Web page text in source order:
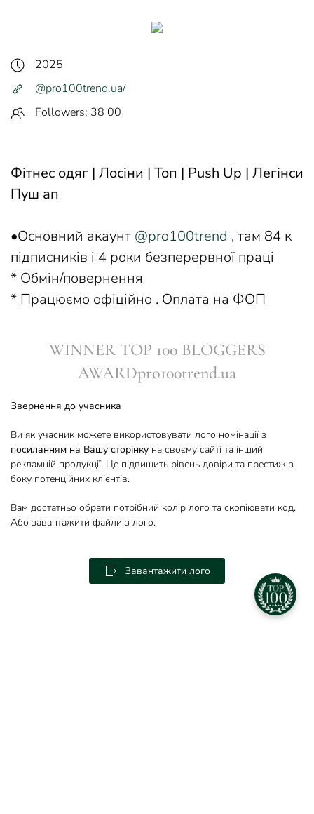
2025
@pro100trend.ua/
Followers: 38 00
Фітнес одяг | Лосіни | Топ | Push Up | Легінси
Пуш ап
•Основний акаунт @pro100trend , там 84 к
підписників і 4 роки безперервної праці
* Обмін/повернення
* Працюємо офіційно . Оплата на ФОП
WINNER TOP 100 BLOGGERS
AWARDpro100trend.ua
Звернення до учасника
Ви як учасник можете використовувати лого номінації з
посиланням на Вашу сторінку на своєму сайті та інший
рекламній продукції. Це підвищить рівень довіри та престиж з
боку потенційних клієнтів.
Вам достатньо обрати потрібний колір лого та скопіювати код.
Або завантажити файли з лого.
Завантажити лого